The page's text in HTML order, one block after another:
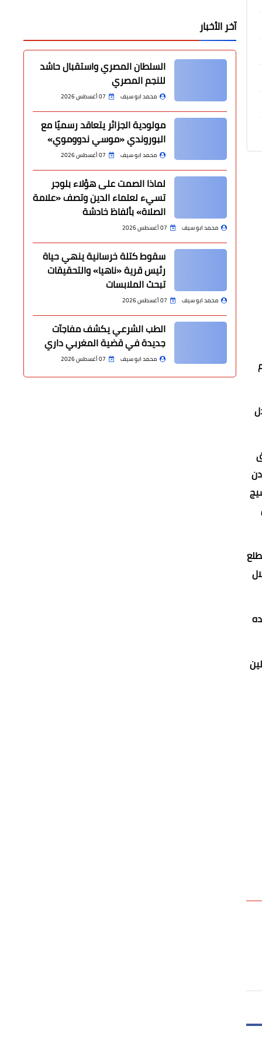
والنسيج
من خلال
آخر الأخبار
السلطان المصري واستقبال حاشد
للنجم المصري
محمد ابو سيف 07 أغسطس 2026
مولودية الجزائر يتعاقد رسميًا مع
البوروندي «موسي ندووموي»
محمد ابو سيف 07 أغسطس 2026
لماذا الصمت على هؤلاء بلوجر
تسيء لعلماء الدين وتصف «علامة
الصلاة» بألفاظ خادشة
محمد ابو سيف 07 أغسطس 2026
سقوط كتلة خرسانية ينهي حياة
رئيس قرية «ناهيا» والتحقيقات
تبحث الملابسات
محمد ابو سيف 07 أغسطس 2026
الطب الشرعي يكشف مفاجآت
جديدة في قضية المغربي داري
محمد ابو سيف 07 أغسطس 2026